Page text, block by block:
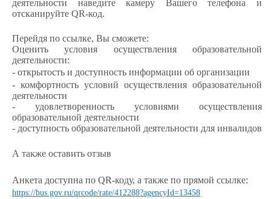
деятельности наведите камеру Вашего телефона и
отсканируйте QR-код.
Перейдя по ссылке, Вы сможете:
Оценить условия осуществления образовательной
деятельности:
- открытость и доступность информации об организации
- комфортность условий осуществления образовательной
деятельности
- удовлетворенность условиями осуществления
образовательной деятельности
- доступность образовательной деятельности для инвалидов
А также оставить отзыв
Анкета доступна по QR-коду, а также по прямой ссылке:
https://bus.gov.ru/qrcode/rate/412288?agencyId=13458